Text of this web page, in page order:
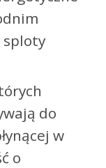
sploty
do
w
o